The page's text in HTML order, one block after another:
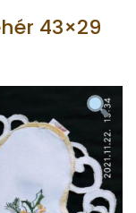
43×29